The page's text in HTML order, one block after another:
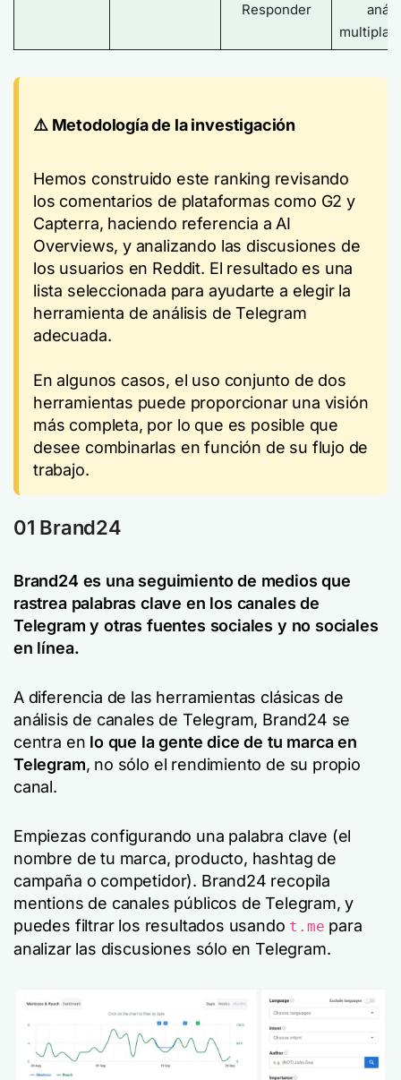
Responder
⚠️ Metodología de la investigación
Hemos construido este ranking revisando
los comentarios de plataformas como G2 y
Capterra, haciendo referencia a AI
Overviews, y analizando las discusiones de
los usuarios en Reddit. El resultado es una
lista seleccionada para ayudarte a elegir la
herramienta de análisis de Telegram
adecuada.
En algunos casos, el uso conjunto de dos
herramientas puede proporcionar una visión
más completa, por lo que es posible que
desee combinarlas en función de su flujo de
trabajo.
01 Brand24
Brand24 es una seguimiento de medios que
rastrea palabras clave en los canales de
Telegram y otras fuentes sociales y no sociales
en línea.
A diferencia de las herramientas clásicas de
análisis de canales de Telegram, Brand24 se
centra en lo que la gente dice de tu marca en
Telegram, no sólo el rendimiento de su propio
canal.
Empiezas configurando una palabra clave (el
nombre de tu marca, producto, hashtag de
campaña o competidor). Brand24 recopila
mentions de canales públicos de Telegram, y
puedes filtrar los resultados usando t.me para
analizar las discusiones sólo en Telegram.